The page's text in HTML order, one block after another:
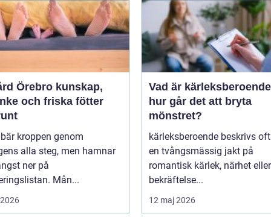
kunskap,
och friska fötter
kroppen genom
alla steg, men hamnar
ner på
Mån...
Vad är kärleksberoende
hur går det att bryta
mönstret?
kärleksberoende beskrivs
en tvångsmässig jakt på
romantisk kärlek, närhet eller
bekräftelse...
12 maj 2026